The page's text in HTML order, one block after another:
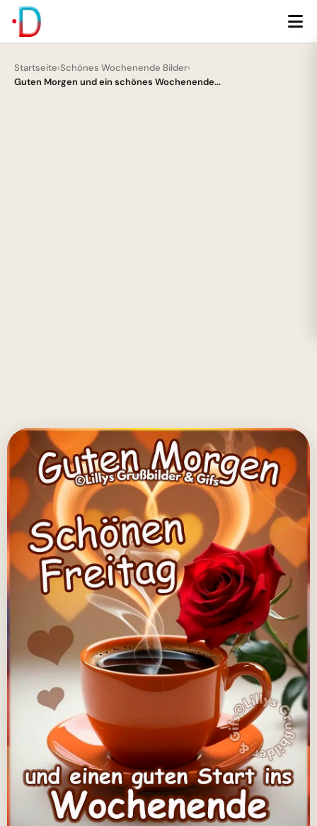
Startseite›Schönes Wochenende Bilder›
Guten Morgen und ein schönes Wochenende...